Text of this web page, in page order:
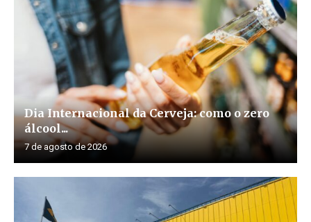
Dia Internacional da Cerveja: como o zero
álcool...
7 de agosto de 2026